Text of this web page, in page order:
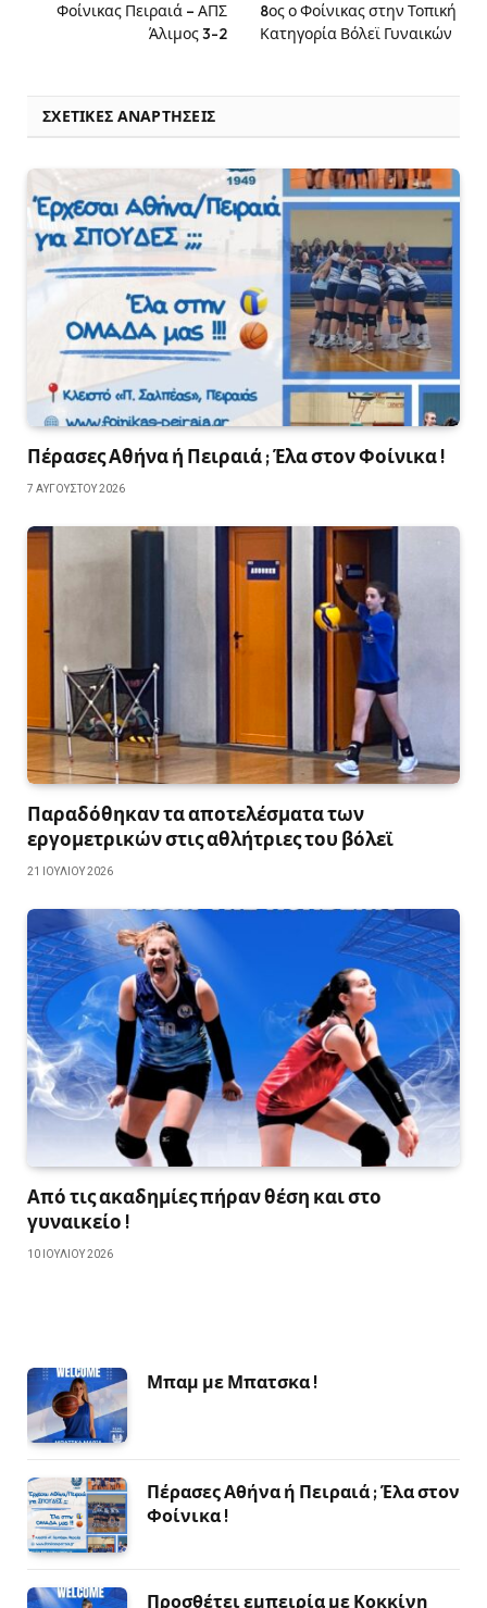
Φοίνικας Πειραιά – ΑΠΣ
Άλιμος 3-2
8ος ο Φοίνικας στην Τοπική
Κατηγορία Βόλεϊ Γυναικών
ΣΧΕΤΙΚΈΣ ΑΝΑΡΤΉΣΕΙΣ
Πέρασες Αθήνα ή Πειραιά ; Έλα στον Φοίνικα !
7 ΑΥΓΟΎΣΤΟΥ 2026
Παραδόθηκαν τα αποτελέσματα των
εργομετρικών στις αθλήτριες του βόλεϊ
21 ΙΟΥΛΊΟΥ 2026
Από τις ακαδημίες πήραν θέση και στο
γυναικείο !
10 ΙΟΥΛΊΟΥ 2026
Μπαμ με Μπατσκα !
Πέρασες Αθήνα ή Πειραιά ; Έλα στον
Φοίνικα !
Προσθέτει εμπειρία με Κοκκίνη